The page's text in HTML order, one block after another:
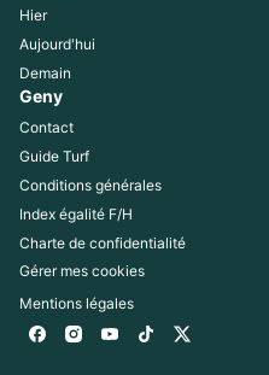
Hier
Aujourd'hui
Demain
Geny
Contact
Guide Turf
Conditions générales
Index égalité F/H
Charte de confidentialité
Gérer mes cookies
Mentions légales